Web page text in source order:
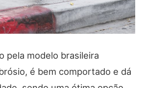
pela modelo brasileira
é bem comportado e dá